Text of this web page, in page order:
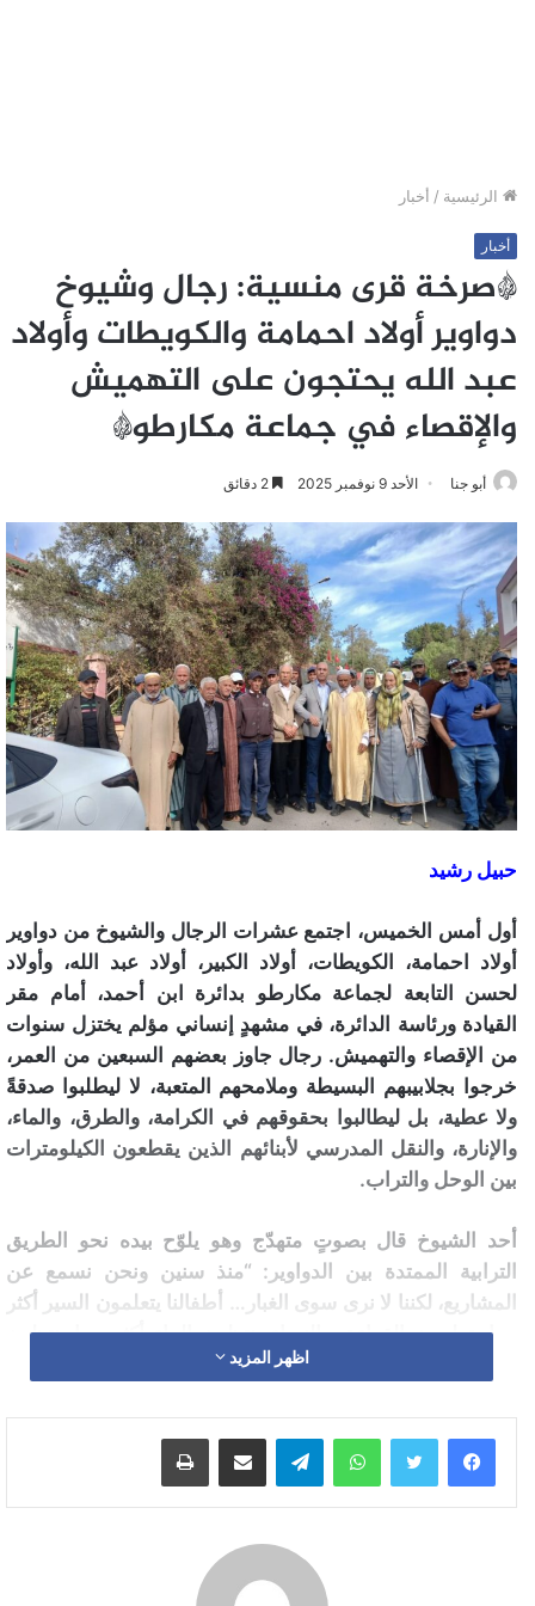
الرئيسية / أخبار
أخبار
*صرخة قرى منسية: رجال وشيوخ
دواوير أولاد احمامة والكويطات وأولاد
عبد الله يحتجون على التهميش
والإقصاء في جماعة مكارطو*
أبو جنا الأحد 9 نوفمبر 2025
حبيل رشيد
أول أمس الخميس، اجتمع عشرات الرجال والشيوخ من دواوير
أولاد احمامة، الكويطات، أولاد الكبير، أولاد عبد الله، وأولاد
لحسن التابعة لجماعة مكارطو بدائرة ابن أحمد، أمام مقر
القيادة ورئاسة الدائرة، في مشهدٍ إنساني مؤلم يختزل سنوات
من الإقصاء والتهميش. رجال جاوز بعضهم السبعين من العمر،
خرجوا بجلابيبهم البسيطة وملامحهم المتعبة، لا ليطلبوا صدقةً
ولا عطية، بل ليطالبوا بحقوقهم في الكرامة، والطرق، والماء،
والإنارة، والنقل المدرسي لأبنائهم الذين يقطعون الكيلومترات
بين الوحل والتراب.
أحد الشيوخ قال بصوتٍ متهدّج وهو يلوّح بيده نحو الطريق
الترابية الممتدة بين الدواوير: “منذ سنين ونحن نسمع عن
المشاريع، لكننا لا نرى سوى الغبار… أطفالنا يتعلمون السير أكثر
مما يتعلمون القراءة، والنساء ينتظرن الماء أكثر مما ينتظرن
تلك الكلمات التي خرجت من قلبٍ أرهقه الانتظار، لخّصت
مأساة ممتدة عبر أجيال. فبينما تتحدث الجهات الرسمية عن
برامج التنمية القروية، يظل رجال مكارطو يقيسون المسافة بين
الورق، والماء لا يصل إلا عبر صهاريج تُشترى بالدرهم، والإنارة
العمومية لا تضيء إلا في الخطابات الانتخابية.
اظهر المزيد
واتساب تيلقرام مشاركة عبر البريد طباعة